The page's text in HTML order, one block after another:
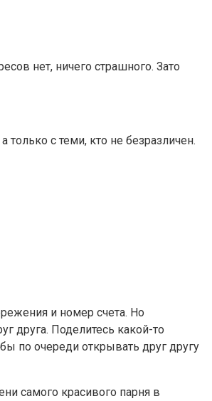
нет, ничего страшного. Зато
с теми, кто не безразличен.
и номер счета. Но
друга. Поделитесь какой-то
по очереди открывать друг другу
самого красивого парня в